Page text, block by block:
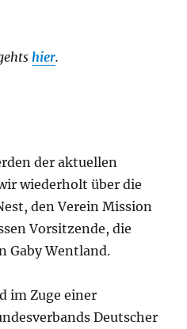
hier.
der aktuellen
wiederholt über die
den Verein Mission
Vorsitzende, die
Gaby Wentland.
im Zuge einer
Deutscher